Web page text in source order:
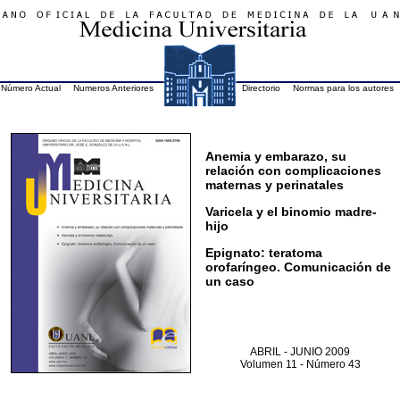
Número Actual Numeros Anteriores Directorio Normas para los autores
Anemia y embarazo, su
relación con complicaciones
maternas y perinatales
Varicela y el binomio madre-
hijo
Epignato: teratoma
orofaríngeo. Comunicación de
un caso
ABRIL - JUNIO 2009
Volumen 11 - Número 43